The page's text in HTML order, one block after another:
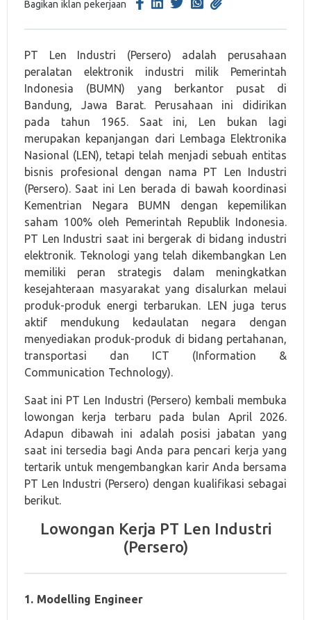
Bagikan iklan pekerjaan
PT Len Industri (Persero) adalah perusahaan
peralatan elektronik industri milik Pemerintah
Indonesia (BUMN) yang berkantor pusat di
Bandung, Jawa Barat. Perusahaan ini didirikan
pada tahun 1965. Saat ini, Len bukan lagi
merupakan kepanjangan dari Lembaga Elektronika
Nasional (LEN), tetapi telah menjadi sebuah entitas
bisnis profesional dengan nama PT Len Industri
(Persero). Saat ini Len berada di bawah koordinasi
Kementrian Negara BUMN dengan kepemilikan
saham 100% oleh Pemerintah Republik Indonesia.
PT Len Industri saat ini bergerak di bidang industri
elektronik. Teknologi yang telah dikembangkan Len
memiliki peran strategis dalam meningkatkan
kesejahteraan masyarakat yang disalurkan melaui
produk-produk energi terbarukan. LEN juga terus
aktif mendukung kedaulatan negara dengan
menyediakan produk-produk di bidang pertahanan,
transportasi dan ICT (Information &
Communication Technology).
Saat ini PT Len Industri (Persero) kembali membuka
lowongan kerja terbaru pada bulan April 2026.
Adapun dibawah ini adalah posisi jabatan yang
saat ini tersedia bagi Anda para pencari kerja yang
tertarik untuk mengembangkan karir Anda bersama
PT Len Industri (Persero) dengan kualifikasi sebagai
berikut.
Lowongan Kerja PT Len Industri
(Persero)
1. Modelling Engineer